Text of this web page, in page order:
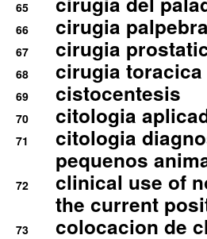
65
66 cirugia
67 cirugia
68 cirugia
69 cistocentesis
70 citologia
71
citologia
pequenos
72
clinical use of
the current
73
colocacion de